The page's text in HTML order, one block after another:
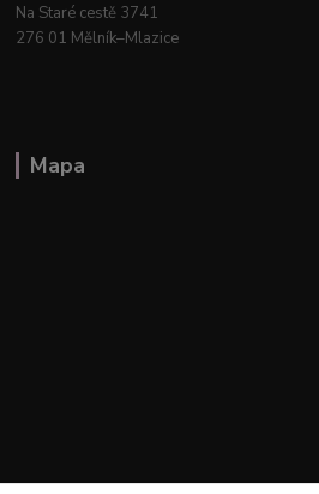
Na Staré cestě 3741
276 01 Mělník–Mlazice
Mapa